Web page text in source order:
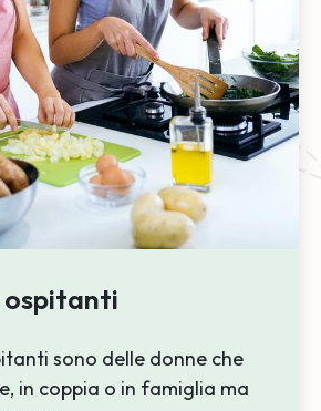
ospitanti
sono delle donne che
in coppia o in famiglia ma